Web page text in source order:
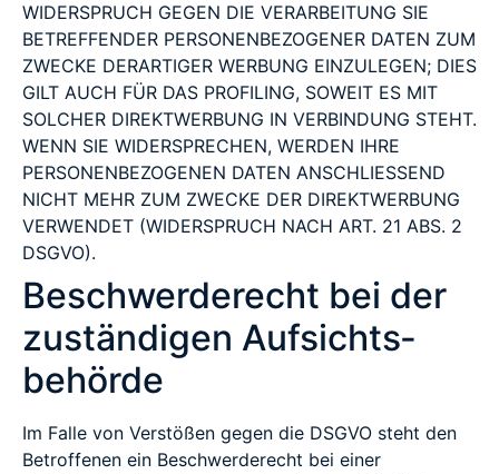
WIDERSPRUCH GEGEN DIE VERARBEITUNG SIE
BETREFFENDER PERSONENBEZOGENER DATEN ZUM
ZWECKE DERARTIGER WERBUNG EINZULEGEN; DIES
GILT AUCH FÜR DAS PROFILING, SOWEIT ES MIT
SOLCHER DIREKTWERBUNG IN VERBINDUNG STEHT.
WENN SIE WIDERSPRECHEN, WERDEN IHRE
PERSONENBEZOGENEN DATEN ANSCHLIESSEND
NICHT MEHR ZUM ZWECKE DER DIREKTWERBUNG
VERWENDET (WIDERSPRUCH NACH ART. 21 ABS. 2
DSGVO).
Beschwerde­recht bei der
zuständigen Aufsichts­
behörde
Im Falle von Verstößen gegen die DSGVO steht den
Betroffenen ein Beschwerderecht bei einer